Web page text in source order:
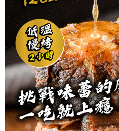
1.分期款項不併入電信帳單，「大哥付
醒簡訊。
2.透過簡訊連結打開帳單後，可選擇「
帳／街口支付／iPASS MONEY」等通
【注意事項】
1.本服務係由「台灣大哥大股份有限
用戶於交易時，得透過本服務購買商品
買賣價金債權讓與本公司後，依約使用
2.基於同意付款使用「大哥付你分期
資料（包含姓名、電話或地址）提供
由本公司與您本人進行分期帳單所需資
3.完整用戶服務條款，請詳閱以下連結
【「AFTEE先享後付」結帳流程】
１．於結帳方式選擇「AFTEE先享後
結帳頁面，進行簡訊認證並確認金額後
２．訂單成立數日內，您將收到繳費通
３．收到繳費通知簡訊後14天內，點
ATM／網路銀行／等多元方式進行付
※ 請注意：結帳手續完成當下不需立
購買商品的店家。未經商家同意取消
後付繳納相關費用。
※ 交易是否成功請以「AFTEE先享後
是否繳費成功／繳費後需取消欲退款等
客戶支援中心」https://
【注意事項】
運送方式
冷凍宅配
每筆NT$225，滿NT$1,500(含以
冷凍宅配-免運
免運費